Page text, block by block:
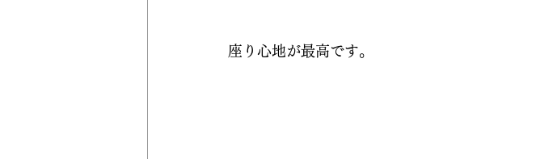
座り心地が最高です。